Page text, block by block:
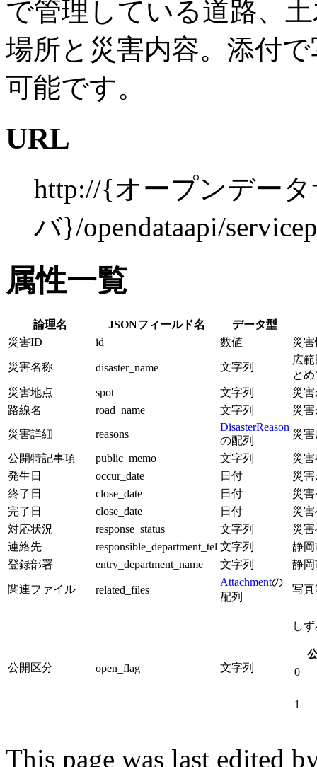
で管理している道路、
場所と災害内容。添付
可能です。
URL
http://{オープンデー
バ}/opendataapi/
属性一覧
論理名 JSONフィールド名
データ型
災害ID
id 数値 災
災害名称 disaster_name 文字列
広
と
災害地点
spot 文字列
災
路線名
road_name 文字列
災
災害詳細
reasons
DisasterReason
の配列
災
公開特記事項
public_memo 文字列
災
発生日
occur_date 日付
災
終了日
close_date 日付
災
完了日
close_date 日付
災
対応状況
response_status 文字列
災
連絡先
responsible_department_tel 文字列
静
登録部署
entry_department_name 文字列 静
関連ファイル related_files
Attachmentの
配列
写
公開区分 open_flag 文字列
し
0
1
This page was last edited